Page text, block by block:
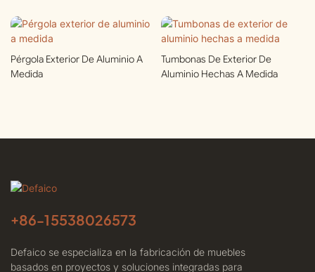
Pérgola Exterior De Aluminio A
Medida
Tumbonas De Exterior De
Aluminio Hechas A Medida
+86-15538026573
Defaico se especializa en la fabricación de muebles
basados ​​en proyectos y soluciones integradas para